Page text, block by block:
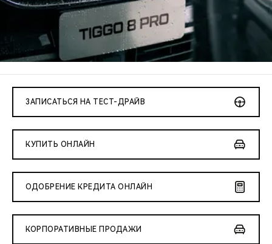
CHERY И СПОРТ
НАШИ МЕРОПРИЯТИЯ
ЗАПИСАТЬСЯ НА ТЕСТ-ДРАЙВ
КУПИТЬ ОНЛАЙН
ОДОБРЕНИЕ КРЕДИТА ОНЛАЙН
КОРПОРАТИВНЫЕ ПРОДАЖИ